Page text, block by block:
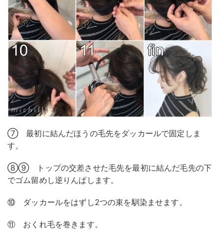
⑦ 最初に結んだほうの毛先をダッカールで固定しま
す。
⑧⑨ トップの交差させた毛先を最初に結んだ毛先の下
でゴム留めし逆りんぱします。
⑩ ダッカールをはずし2つの束を馴染ませます。
⑪ おくれ毛を巻きます。